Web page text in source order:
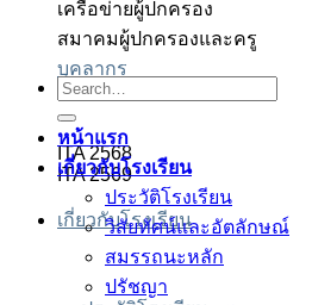
เครือข่ายผู้ปกครอง
สมาคมผู้ปกครองและครู
บุคลากร
ITA 2568
ITA 2569
เกี่ยวกับโรงเรียน
ตเว็บตรง
บาคาร่า
บาคาร่า
ตเว็บตรง
Search
for:
หน้าแรก
เกี่ยวกับโรงเรียน
ประวัติโรงเรียน
วิสัยทัศน์และอัตลักษณ์
สมรรถนะหลัก
ปรัชญา